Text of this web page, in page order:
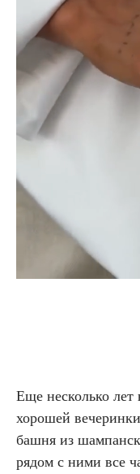
Еще несколько
хорошей
башня из
рядом с ними все